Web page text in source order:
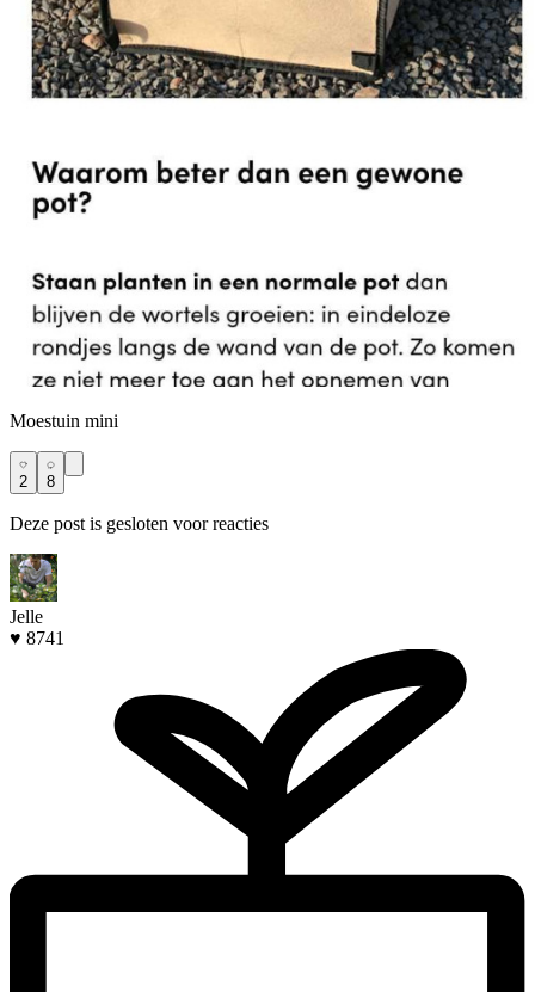
Moestuin mini
2 8
Deze post is gesloten voor reacties
Jelle
♥ 8741